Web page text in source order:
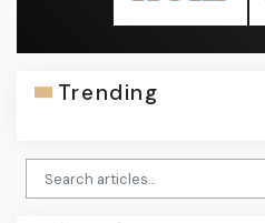
Trending